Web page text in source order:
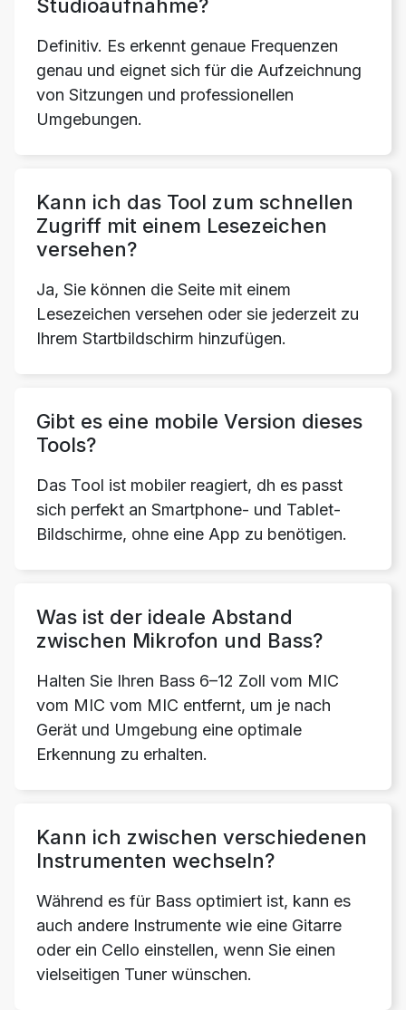
Copy Link
Studioaufnahme?
Definitiv. Es erkennt genaue Frequenzen
genau und eignet sich für die Aufzeichnung
von Sitzungen und professionellen
Umgebungen.
Kann ich das Tool zum schnellen
Zugriff mit einem Lesezeichen
versehen?
Ja, Sie können die Seite mit einem
Lesezeichen versehen oder sie jederzeit zu
Ihrem Startbildschirm hinzufügen.
Gibt es eine mobile Version dieses
Tools?
Das Tool ist mobiler reagiert, dh es passt
sich perfekt an Smartphone- und Tablet-
Bildschirme, ohne eine App zu benötigen.
Was ist der ideale Abstand
zwischen Mikrofon und Bass?
Halten Sie Ihren Bass 6–12 Zoll vom MIC
vom MIC vom MIC entfernt, um je nach
Gerät und Umgebung eine optimale
Erkennung zu erhalten.
Kann ich zwischen verschiedenen
Instrumenten wechseln?
Während es für Bass optimiert ist, kann es
auch andere Instrumente wie eine Gitarre
oder ein Cello einstellen, wenn Sie einen
vielseitigen Tuner wünschen.